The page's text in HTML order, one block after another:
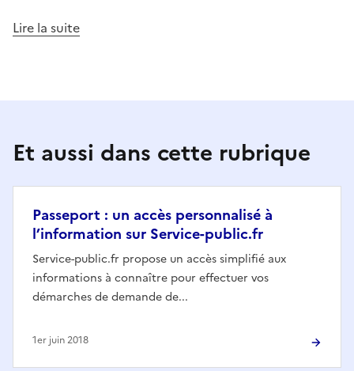
Lire la suite
Et aussi dans cette rubrique
Passeport : un accès personnalisé à
l’information sur Service-public.fr
Service-public.fr propose un accès simplifié aux
informations à connaître pour effectuer vos
démarches de demande de...
1er juin 2018